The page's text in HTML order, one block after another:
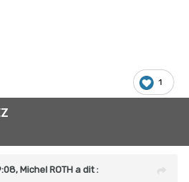
1
Michel ROTH a dit :